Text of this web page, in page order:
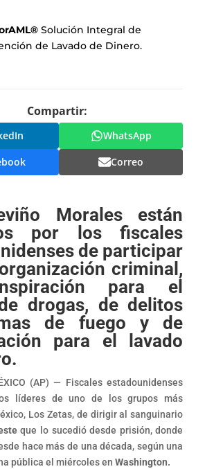
® Solución Integral de
de Lavado de Dinero.
Compartir:
WhatsApp
Correo
Morales están
por los fiscales
de participar
criminal,
para el
drogas, de delitos
de fuego y de
para el lavado
(AP) — Fiscales estadounidenses
líderes de uno de los grupos más
Los Zetas, de dirigir al sanguinario
que lo sucedió desde prisión, donde
hace más de una década, según una
pública el miércoles en Washington.